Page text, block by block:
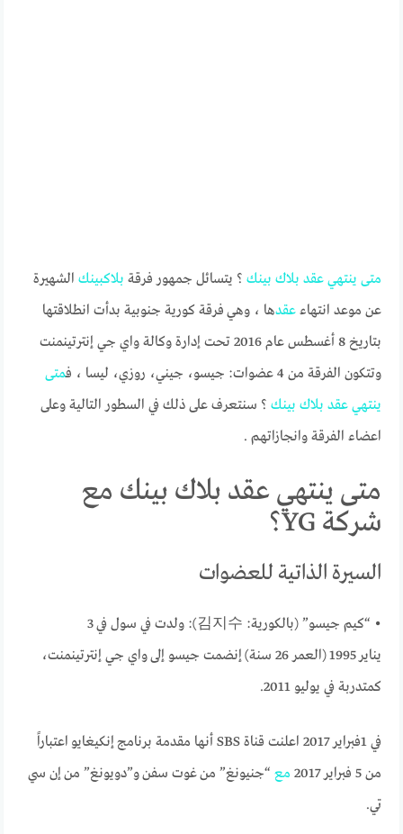
متى ينتهي عقد بلاك بينك ؟ يتسائل جمهور فرقة بلاكبينك الشهيرة
عن موعد انتهاءعقدها ، وهي فرقة كورية جنوبية بدأت انطلاقتها
بتاريخ 8 أغسطس عام 2016 تحت إدارة وكالة واي جي إنترتينمنت
وتتكون الفرقة من 4 عضوات: جيسو، جيني، روزي، ليسا ، ف
متى
ينتهي عقد بلاك بينك ؟ سنتعرف على ذلك في السطور التالية وعلى
اعضاء الفرقة وانجازاتهم .
متى ينتهي عقد بلاك بينك مع
شركة YG؟
السيرة الذاتية للعضوات
• “كيم جيسو” (بالكورية: 김지수): ولدت في سول في 3
يناير 1995
(العمر 26 سنة)
إنضمت جيسو إلى واي جي إنترتينمنت،
كمتدربة في يوليو 2011.
في 1فبراير 2017 اعلنت قناة SBS أنها مقدمة برنامج إنكيغايو اعتباراً
من 5 فبراير 2017
مع “جنيونغ” من غوت سفن و”دويونغ” من إن سي
تي.